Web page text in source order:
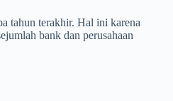
tahun terakhir. Hal ini karena
bank dan perusahaan